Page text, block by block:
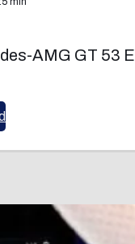
AMG GT 53